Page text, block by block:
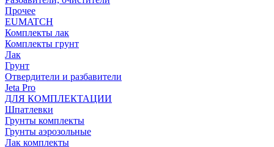
Прочее
EUMATCH
Комплекты лак
Комплекты грунт
Лак
Грунт
Отвердители и разбавители
Jeta Pro
ДЛЯ КОМПЛЕКТАЦИИ
Шпатлевки
Грунты комплекты
Грунты аэрозольные
Лак комплекты